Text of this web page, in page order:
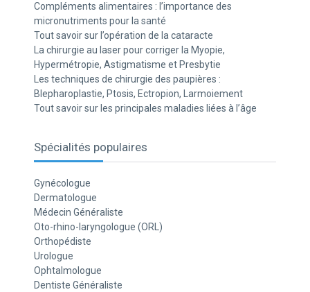
Compléments alimentaires : l’importance des
micronutriments pour la santé
Tout savoir sur l’opération de la cataracte
La chirurgie au laser pour corriger la Myopie,
Hypermétropie, Astigmatisme et Presbytie
Les techniques de chirurgie des paupières :
Blepharoplastie, Ptosis, Ectropion, Larmoiement
Tout savoir sur les principales maladies liées à l’âge
Spécialités populaires
Gynécologue
Dermatologue
Médecin Généraliste
Oto-rhino-laryngologue (ORL)
Orthopédiste
Urologue
Ophtalmologue
Dentiste Généraliste